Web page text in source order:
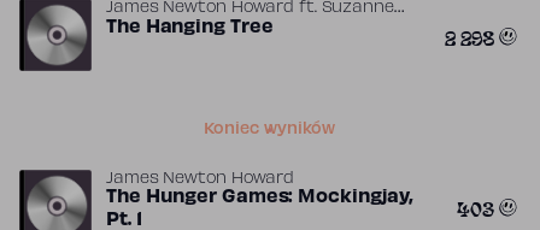
James Newton Howard ft. Suzanne
Collins ,Wesley Schultz
The Hanging Tree 2 298
Koniec wyników
James Newton Howard
The Hunger Games: Mockingjay,
Pt. 1
403